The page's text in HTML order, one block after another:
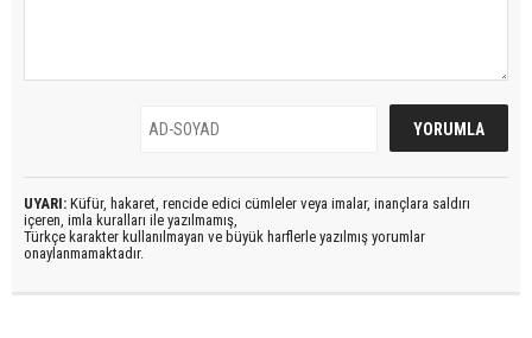
UYARI: Küfür, hakaret, rencide edici cümleler veya imalar, inançlara saldırı
içeren, imla kuralları ile yazılmamış,
Türkçe karakter kullanılmayan ve büyük harflerle yazılmış yorumlar
onaylanmamaktadır.